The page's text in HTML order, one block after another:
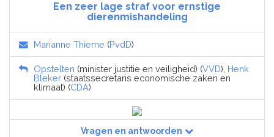
Een zeer lage straf voor ernstige
dierenmishandeling
Marianne Thieme (PvdD)
Opstelten (minister justitie en veiligheid) (VVD), Henk
Bleker (staatssecretaris economische zaken en
klimaat) (CDA)
Vragen en antwoorden